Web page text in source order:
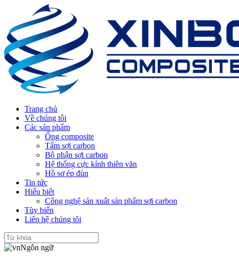
Trang chủ
Về chúng tôi
Các sản phẩm
Ống composite
Tấm sợi carbon
Bộ phận sợi carbon
Hệ thống cực kính thiên văn
Hồ sơ ép đùn
Tin tức
Hiểu biết
Công nghệ sản xuất sản phẩm sợi carbon
Tùy biến
Liên hệ chúng tôi
Ngôn ngữ